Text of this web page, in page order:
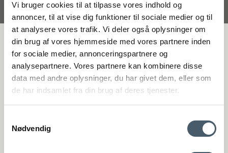
Vi bruger cookies til at tilpasse vores indhold og
annoncer, til at vise dig funktioner til sociale medier og til
at analysere vores trafik. Vi deler også oplysninger om
din brug af vores hjemmeside med vores partnere inden
for sociale medier, annonceringspartnere og
analysepartnere. Vores partnere kan kombinere disse
data med andre oplysninger, du har givet dem, eller som
de har indsamlet fra din brug af deres tjenester.
Nødvendig
Interiør A/S
Løsning
Højmarksvej 34
DK-8723 Løsning
(Google Maps)
Ry
Kyhnsvej 6
(Google Maps)
Viborg
FÅ 20 % RABATT
Få 20 % rabatt genom att prenumerera på vårt nyhetsbrev. *Din rabatt
kan inte användas på redan nedsatta varor eller produkter från
Rocket.